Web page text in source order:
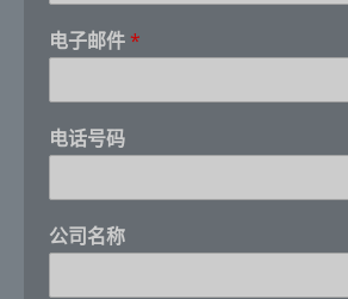
电子邮件 *
电话号码
P
h
公司名称